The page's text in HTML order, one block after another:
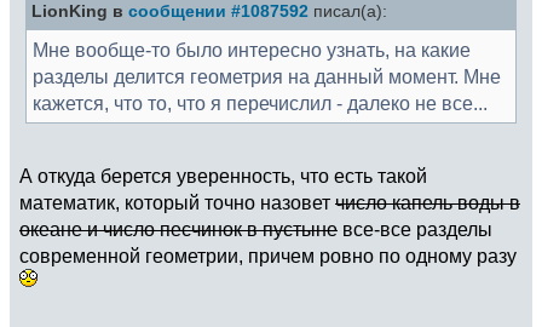
LionKing в сообщении #1087592 писал(а):
Мне вообще-то было интересно узнать, на какие
разделы делится геометрия на данный момент. Мне
кажется, что то, что я перечислил - далеко не все...
А откуда берется уверенность, что есть такой
математик, который точно назовет число капель воды в
океане и число песчинок в пустыне все-все разделы
современной геометрии, причем ровно по одному разу